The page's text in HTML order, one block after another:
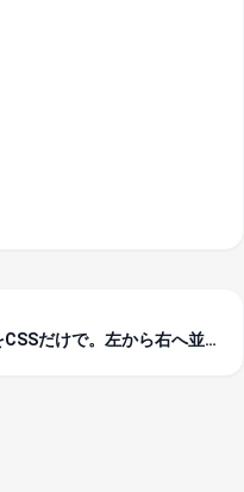
だけで。左から右へ並べ